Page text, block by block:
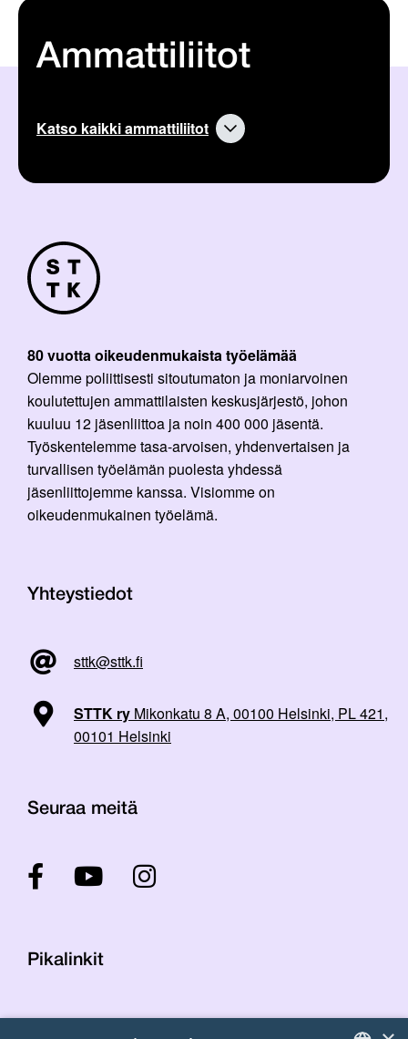
Ammattiliitot
Katso kaikki ammattiliitot
80 vuotta oikeudenmukaista työelämää
Olemme poliittisesti sitoutumaton ja moniarvoinen
koulutettujen ammattilaisten keskusjärjestö, johon
kuuluu 12 jäsenliittoa ja noin 400 000 jäsentä.
Työskentelemme tasa-arvoisen, yhdenvertaisen ja
turvallisen työelämän puolesta yhdessä
jäsenliittojemme kanssa. Visiomme on
oikeudenmukainen työelämä.
Yhteystiedot
sttk@sttk.fi
STTK ry Mikonkatu 8 A, 00100 Helsinki, PL 421,
00101 Helsinki
Seuraa meitä
Pikalinkit